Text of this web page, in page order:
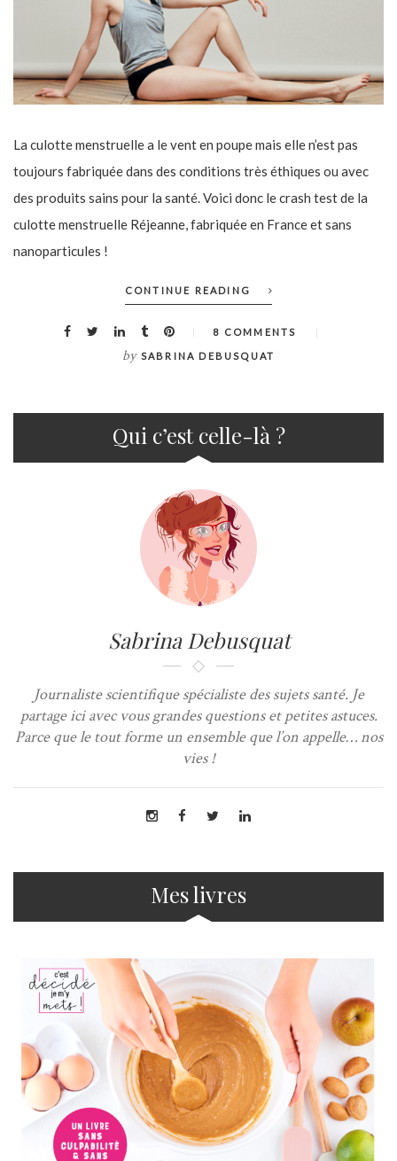
La culotte menstruelle a le vent en poupe mais elle n’est pas
toujours fabriquée dans des conditions très éthiques ou avec
des produits sains pour la santé. Voici donc le crash test de la
culotte menstruelle Réjeanne, fabriquée en France et sans
nanoparticules !
CONTINUE READING
8 COMMENTS
by SABRINA DEBUSQUAT
Qui c’est celle-là ?
Sabrina Debusquat
Journaliste scientifique spécialiste des sujets santé. Je
partage ici avec vous grandes questions et petites astuces.
Parce que le tout forme un ensemble que l’on appelle… nos
vies !
Mes livres